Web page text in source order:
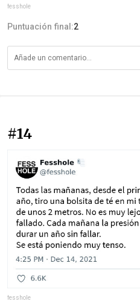
fesshole
Puntuación final:2
#14
fesshole